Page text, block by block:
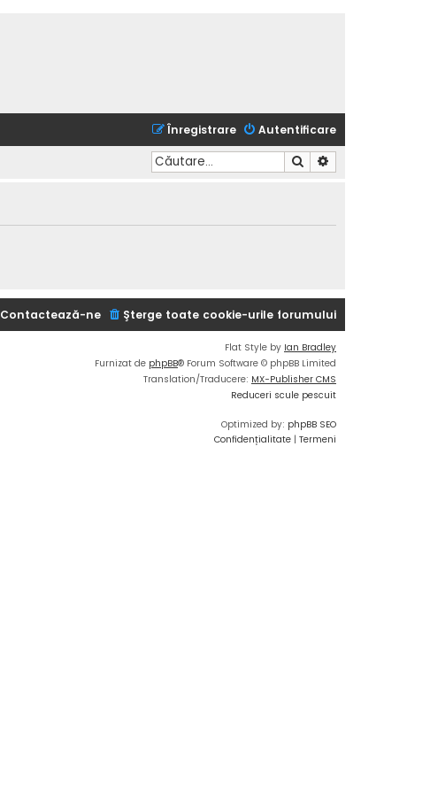
Autentificare
Înregistrare
Căutare
Şterge toate cookie-urile forumului
Contactează-ne
Flat Style by Ian Bradley
Furnizat de phpBB® Forum Software © phpBB Limited
Translation/Traducere: MX-Publisher CMS
Reduceri scule pescuit
Optimized by: phpBB SEO
Confidențialitate | Termeni